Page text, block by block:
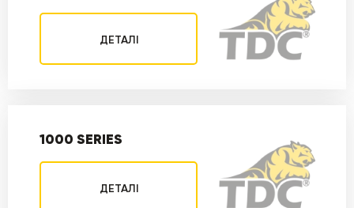
ДЕТАЛІ
1000 SERIES
ДЕТАЛІ